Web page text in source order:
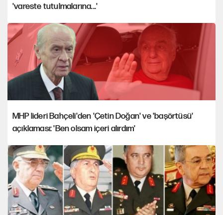
'vareste tutulmalarına...'
MHP lideri Bahçeli'den 'Çetin Doğan' ve 'başörtüsü'
açıklaması: 'Ben olsam içeri alırdım'